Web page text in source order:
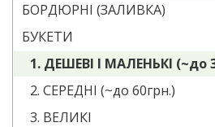
БОРДЮРНІ (ЗАЛИВКА)
БУКЕТИ
1. ДЕШЕВІ І МАЛЕНЬКІ (~до
2. СЕРЕДНІ (~до 60грн.)
3. ВЕЛИКІ